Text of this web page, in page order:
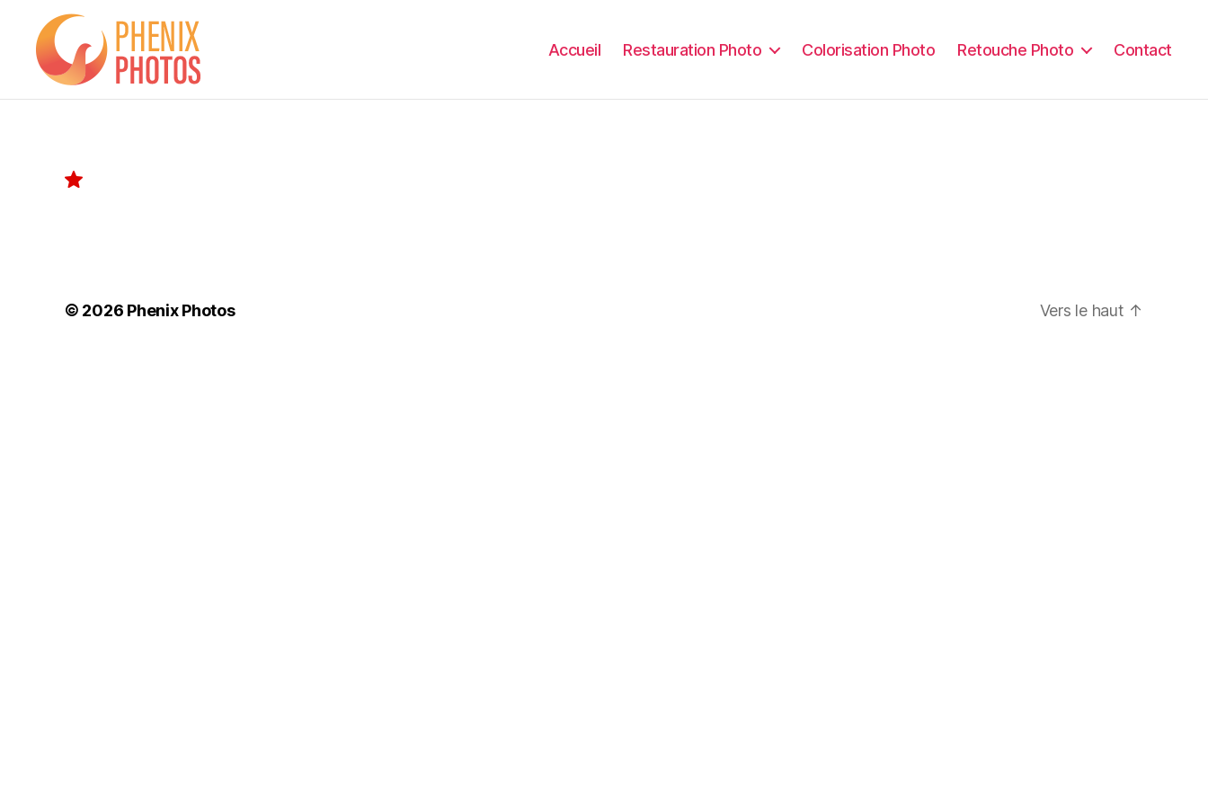
Accueil Restauration Photo Colorisation Photo Retouche Photo Contact
© 2026 Phenix Photos Vers le haut ↑